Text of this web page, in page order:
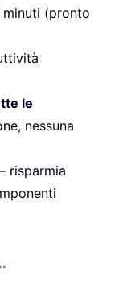
(pronto
le
nessuna
risparmia